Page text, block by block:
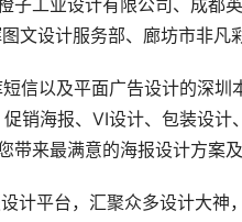
子工业设计有限公司、成都
文设计服务部、廊坊市非凡
信以及平面广告设计的深
销海报、VI设计、包装设计
来最满意的海报设计方案及
计平台，汇聚众多设计大神